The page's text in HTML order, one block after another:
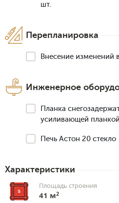
шт.
Перепланировка
Внесение изменений
Инженерное
Планка
усиливающей планкой
Печь Астон 20 стекло
Характеристики
Площадь строения
41 м2